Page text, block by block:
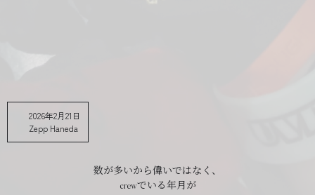
2026年2月21日
Zepp Haneda
数が多いから偉いではなく、
crewでいる年月が